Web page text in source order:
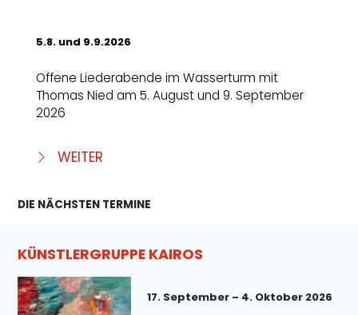
5.8. und 9.9.2026
Offene Liederabende im Wasserturm mit
Thomas Nied am 5. August und 9. September
2026
WEITER
DIE NÄCHSTEN TERMINE
KÜNSTLERGRUPPE KAIROS
17. September – 4. Oktober 2026